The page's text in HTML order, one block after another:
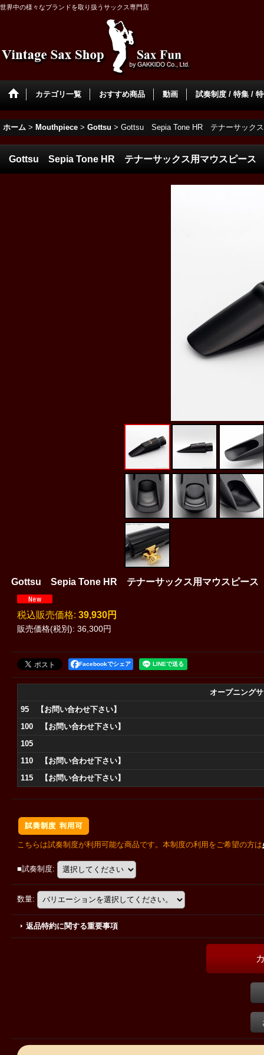
世界中の様々なブランドを取り扱うサックス専門店
カテゴリ一覧 おすすめ商品 動画 試奏制度 / 特集 /
ホーム > Mouthpiece > Gottsu > Gottsu Sepia Tone HR テナーサックス
Gottsu Sepia Tone HR テナーサックス用マウスピース
Gottsu Sepia Tone HR テナーサックス用マウスピース
販売価格(税別): 36,300円
税込 : 39,930円
Facebookでシェア
オープニング
95 【お問い合わせ下さい】
100 【お問い合わせ下さい】
105
110 【お問い合わせ下さい】
115 【お問い合わせ下さい】
こちらは試奏制度が利用可能な商品です。本制度の利用をご希望の方は
■試奏制度:
数量:
返品特約に関する重要事項